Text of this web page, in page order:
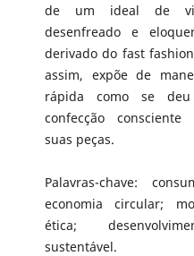
de um ideal de
desenfreado e
derivado do fast
assim, expõe de
rápida como se
confecção consciente
suas peças.
Palavras-chave:
economia circular;
ética;
sustentável.